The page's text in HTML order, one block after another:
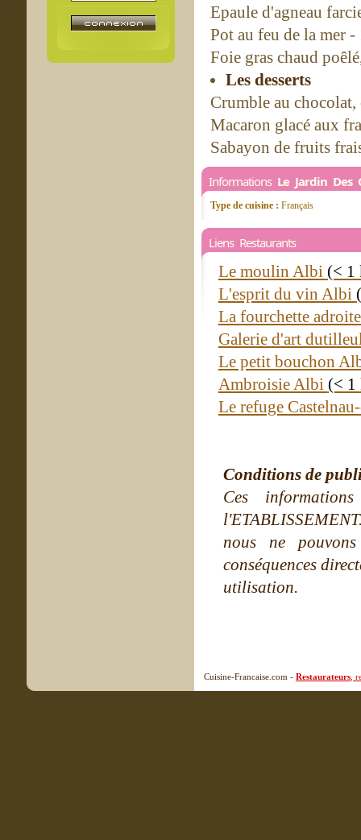
Epaule d'agneau
Pot au feu de la mer
Foie gras chaud
Les desserts
Crumble au chocolat,
Macaron glacé aux
Sabayon de fruits
Informations Le Jardin Des
Type de cuisine : Français
Liens Restaurants
Le moulin Albi (< 1
L'esprit du vin Albi
La fourchette
Galerie d'art
Le petit bouchon
Ambroisie Albi (< 1
Le refuge
Conditions de
Ces
nous ne
conséquences
utilisation.
Cuisine-Francaise.com - Restaurateurs ,